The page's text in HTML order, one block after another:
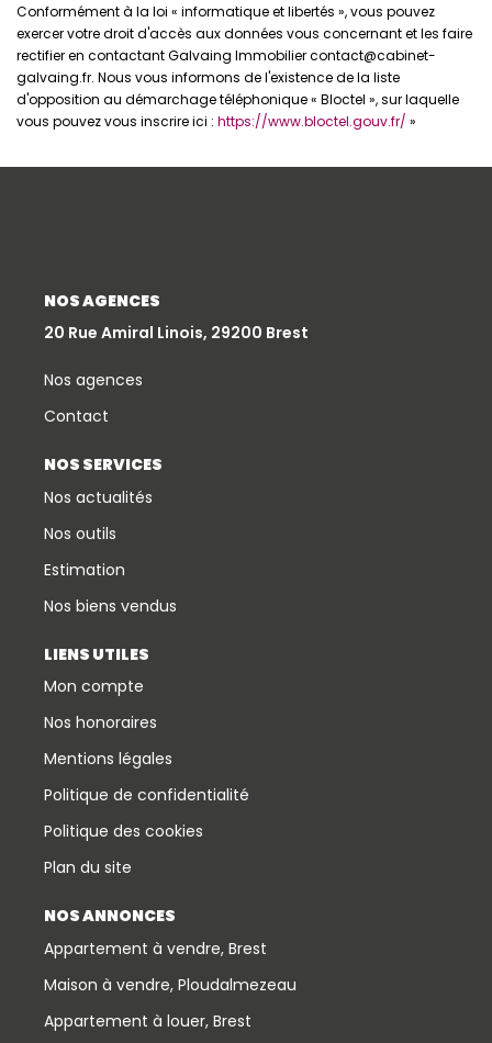
Conformément à la loi « informatique et libertés », vous pouvez
exercer votre droit d'accès aux données vous concernant et les faire
rectifier en contactant Galvaing Immobilier contact@cabinet-
galvaing.fr. Nous vous informons de l'existence de la liste
d'opposition au démarchage téléphonique « Bloctel », sur laquelle
vous pouvez vous inscrire ici : https://www.bloctel.gouv.fr/ »
NOS AGENCES
20 Rue Amiral Linois, 29200 Brest
Nos agences
Contact
NOS SERVICES
Nos actualités
Nos outils
Estimation
Nos biens vendus
LIENS UTILES
Mon compte
Nos honoraires
Mentions légales
Politique de confidentialité
Politique des cookies
Plan du site
NOS ANNONCES
Appartement à vendre, Brest
Maison à vendre, Ploudalmezeau
Appartement à louer, Brest